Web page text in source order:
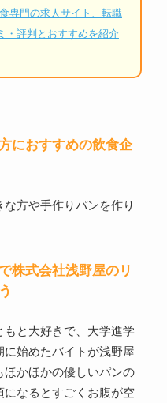
専門の求人サイト、転職
・評判とおすすめを紹介
におすすめの飲食企
方や手作りパンを作り
株式会社浅野屋のリ
と大好きで、大学進学
始めたバイトが浅野屋
かほかの優しいパンの
なるとすごくお腹が空